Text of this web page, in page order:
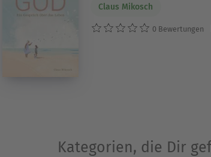
Claus Mikosch
0 Bewertungen
Kategorien, die Dir